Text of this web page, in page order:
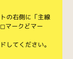
の右側に「主線
ークと◼︎マー
してください。